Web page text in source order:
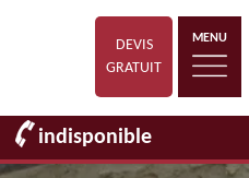
DEVIS
GRATUIT
MENU
indisponible